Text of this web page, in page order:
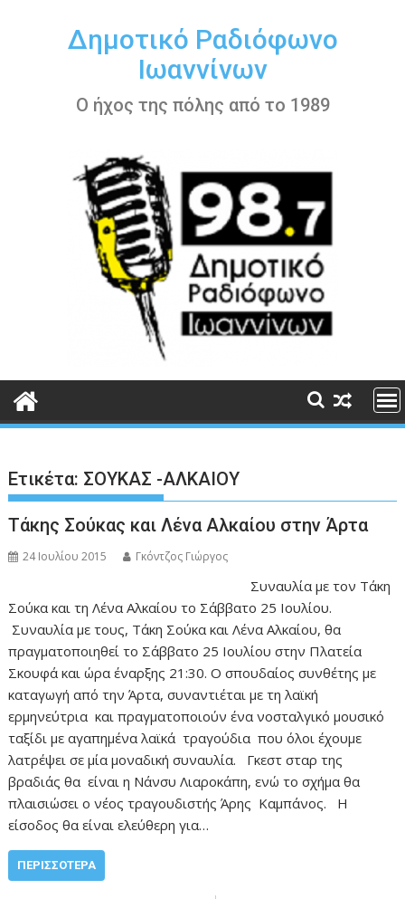
περιεχόμενοΔημοτικό Ραδιόφωνο
Ιωαννίνων
Ο ήχος της πόλης από το 1989
Ετικέτα: ΣΟΥΚΑΣ -ΑΛΚΑΙΟΥ
Τάκης Σούκας και Λένα Αλκαίου στην Άρτα
24 Ιουλίου 2015 Γκόντζος Γιώργος
Συναυλία με τον Τάκη
Σούκα και τη Λένα Αλκαίου το Σάββατο 25 Ιουλίου.
Συναυλία με τους, Τάκη Σούκα και Λένα Αλκαίου, θα
πραγματοποιηθεί το Σάββατο 25 Ιουλίου στην Πλατεία
Σκουφά και ώρα έναρξης 21:30. Ο σπουδαίος συνθέτης με
καταγωγή από την Άρτα, συναντιέται με τη λαϊκή
ερμηνεύτρια και πραγματοποιούν ένα νοσταλγικό μουσικό
ταξίδι με αγαπημένα λαϊκά τραγούδια που όλοι έχουμε
λατρέψει σε μία μοναδική συναυλία. Γκεστ σταρ της
βραδιάς θα είναι η Νάνσυ Λιαροκάπη, ενώ το σχήμα θα
πλαισιώσει ο νέος τραγουδιστής Άρης Καμπάνος. Η
είσοδος θα είναι ελεύθερη για…
ΠΕΡΙΣΣΌΤΕΡΑ